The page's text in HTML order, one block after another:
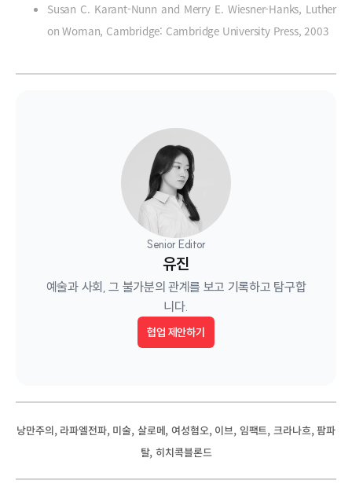
Susan C. Karant-Nunn and Merry E. Wiesner-Hanks, Luther
on Woman, Cambridge: Cambridge University Press, 2003
Senior Editor
유진
예술과 사회, 그 불가분의 관계를 보고 기록하고 탐구합
니다.
협업 제안하기
낭만주의, 라파엘전파, 미술, 살로메, 여성혐오, 이브, 임팩트, 크라나흐, 팜파
탈, 히치콕블론드